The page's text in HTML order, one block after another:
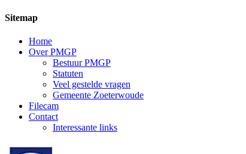
Sitemap
Home
Over PMGP
Bestuur PMGP
Statuten
Veel gestelde vragen
Gemeente Zoeterwoude
Filecam
Contact
Interessante links